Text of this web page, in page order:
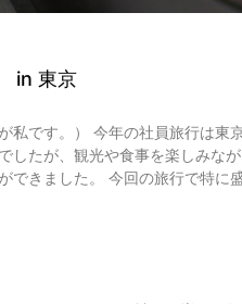
in 東京
私です。） 今年の社員旅行は東
したが、観光や食事を楽しみな
できました。 今回の旅行で特に